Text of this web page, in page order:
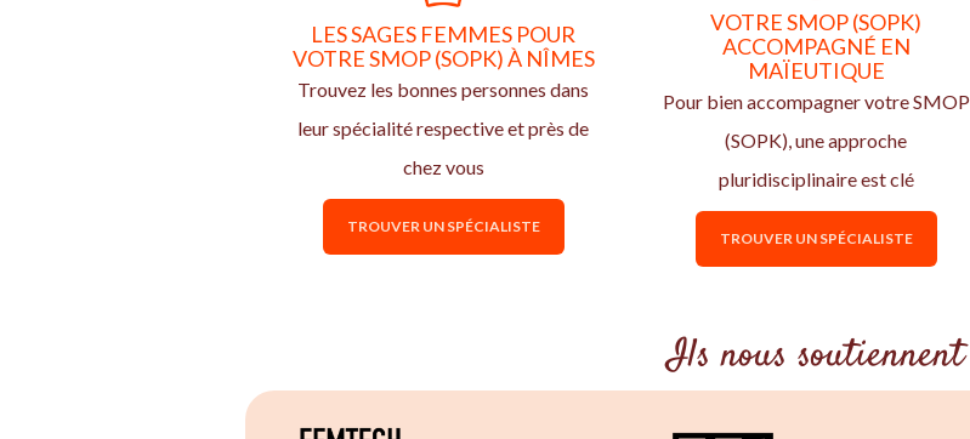
LES SAGES FEMMES POUR
VOTRE SMOP (SOPK) À NÎMES
Trouvez les bonnes personnes dans
leur spécialité respective et près de
chez vous
TROUVER UN SPÉCIALISTE
VOTRE SMOP (SOPK)
ACCOMPAGNÉ EN
MAÏEUTIQUE
Pour bien accompagner votre SMOP
(SOPK), une approche
pluridisciplinaire est clé
TROUVER UN SPÉCIALISTE
Ils nous soutiennent